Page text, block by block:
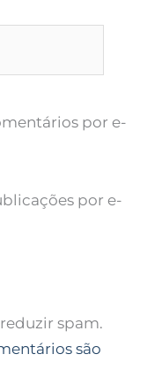
por e-
por e-
spam.
são